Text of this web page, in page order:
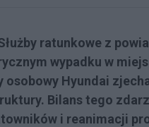
ratunkowe z
wypadku w
Hyundai
Bilans tego
i reanimacji